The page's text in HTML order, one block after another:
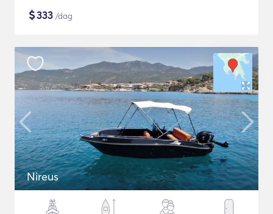
$333 /dag
Nireus